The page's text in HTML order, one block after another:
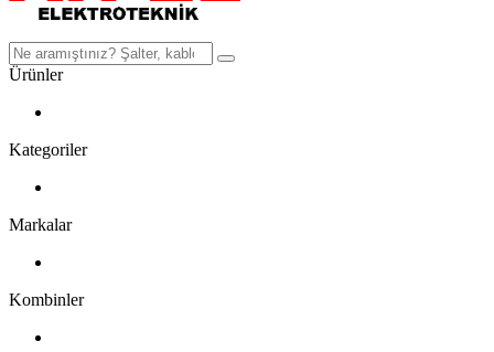
Ürünler
Kategoriler
Markalar
Kombinler